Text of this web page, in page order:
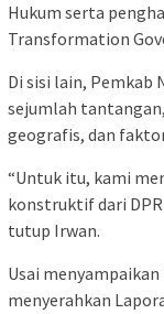
Hukum serta
Transformation
Di sisi lain, Pemkab
sejumlah
geografis, dan
“Untuk itu, kami
konstruktif dari
tutup Irwan.
Usai
menyerahkan